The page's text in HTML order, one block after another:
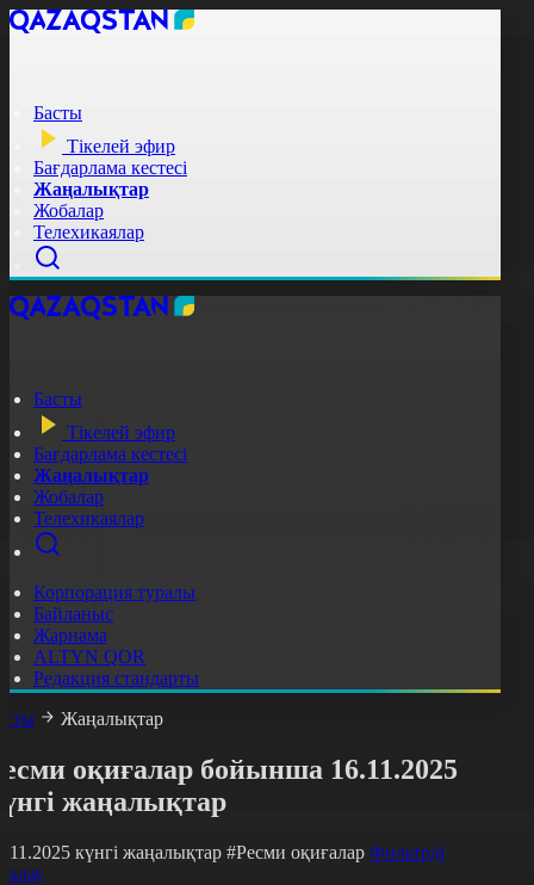
Басты
Тікелей эфир
Бағдарлама кестесі
Жаңалықтар
Жобалар
Телехикаялар
Басты
Тікелей эфир
Бағдарлама кестесі
Жаңалықтар
Жобалар
Телехикаялар
Корпорация туралы
Байланыс
Жарнама
ALTYN QOR
Редакция стандарты
Жаңалықтар
оқиғалар бойынша 16.11.2025
жаңалықтар
күнгі жаңалықтар #Ресми оқиғалар Фильтрді